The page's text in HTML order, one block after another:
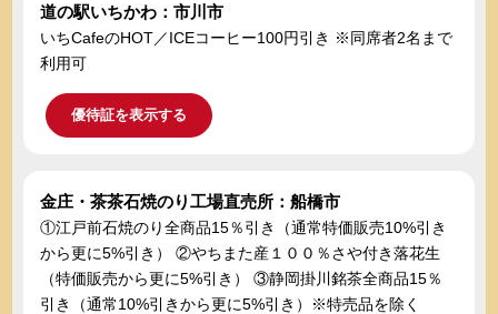
道の駅いちかわ：市川市
いちCafeのHOT／ICEコーヒー100円引き ※同席者2名まで
利用可
優待証を表示する
金庄・茶茶石焼のり工場直売所：船橋市
①江戸前石焼のり全商品15％引き（通常特価販売10%引き
から更に5%引き） ②やちまた産１００％さや付き落花生
（特価販売から更に5%引き） ③静岡掛川銘茶全商品15％
引き（通常10%引きから更に5%引き）※特売品を除く